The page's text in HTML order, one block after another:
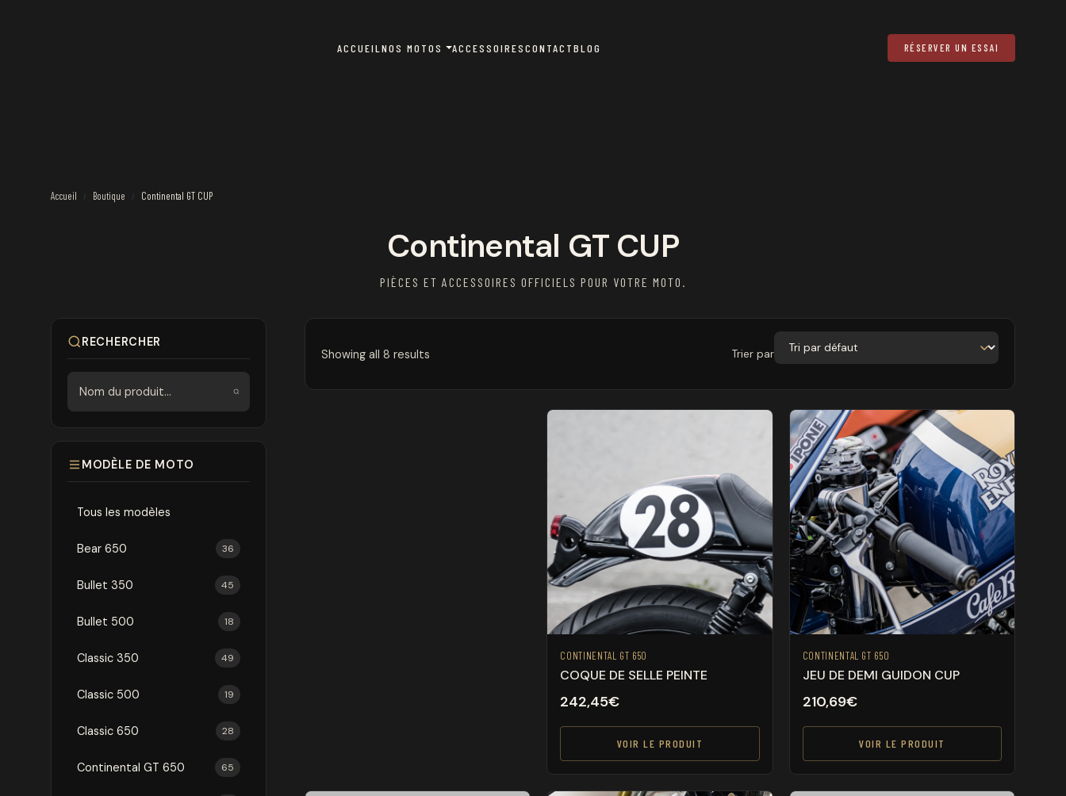
ACCUEILNOS MOTOS ACCESSOIRESCONTACTBLOG RÉSERVER UN ESSAI
Accueil / Boutique / Continental GT CUP
Continental GT CUP
PIÈCES ET ACCESSOIRES OFFICIELS POUR VOTRE MOTO.
RECHERCHER
MODÈLE DE MOTO
Tous les modèles
Bear 650 36
Bullet 350 45
Bullet 500 18
Classic 350 49
Classic 500 19
Classic 650 28
Continental GT 650 65
Showing all 8 results Trier par
CONTINENTAL GT 650
COQUE DE SELLE PEINTE
242,45€
VOIR LE PRODUIT
CONTINENTAL GT 650
JEU DE DEMI GUIDON CUP
210,69€
VOIR LE PRODUIT